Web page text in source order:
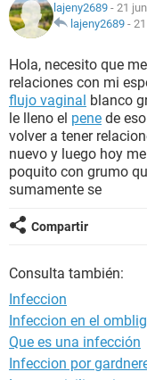
NUTRICIÓN
BIENESTAR
SEXUALIDAD
GLOSARIO
lajeny2689 - 21
lajeny2689 -
Hola, necesito que
relaciones con mi
flujo vaginal blanco
le lleno el pene de
volver a tener
nuevo y luego hoy
poquito con grumo
sumamente se
Compartir
Consulta también:
Infeccion
Infeccion en el
Que es una infección
Infeccion por